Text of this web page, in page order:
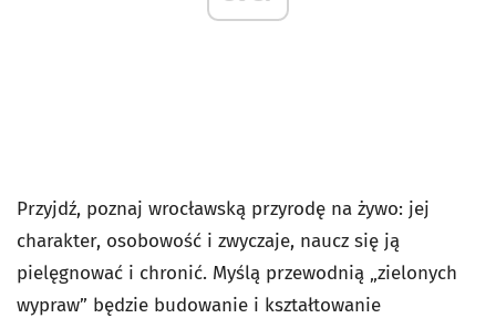
Przyjdź, poznaj wrocławską przyrodę na żywo: jej
charakter, osobowość i zwyczaje, naucz się ją
pielęgnować i chronić. Myślą przewodnią „zielonych
wypraw” będzie budowanie i kształtowanie